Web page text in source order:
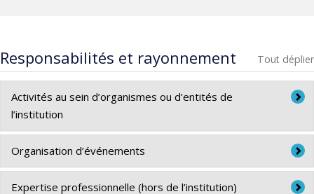
Responsabilités et rayonnement Tout déplier
Activités au sein d’organismes ou d’entités de
l’institution
Université de Montréal
2021 Expert qualitatif, Projet « Ré-imaginer l’ESPUM pour
Organisation d’événements
2021. Membre du comité scientifique, Colloque « Oser les
Expertise professionnelle (hors de l’institution)